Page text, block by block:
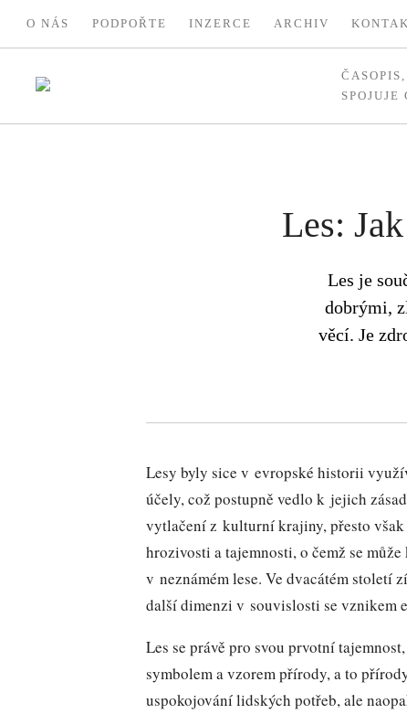
O NÁS PODPOŘTE INZERCE ARCHIV
SPOJUJE
Les:
Les je
dobrými,
věcí. Je
Lesy byly sice v evropské historii
účely, což postupně vedlo k jejich
vytlačení z kulturní krajiny, přesto
hrozivosti a tajemnosti, o čemž se
v neznámém lese. Ve dvacátém století
další dimenzi v souvislosti se vznikem
Les se právě pro svou prvotní
symbolem a vzorem přírody, a to
uspokojování lidských potřeb, ale